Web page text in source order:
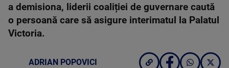
a demisiona, liderii coaliției de guvernare caută
o persoană care să asigure interimatul la Palatul
Victoria.
ADRIAN POPOVICI